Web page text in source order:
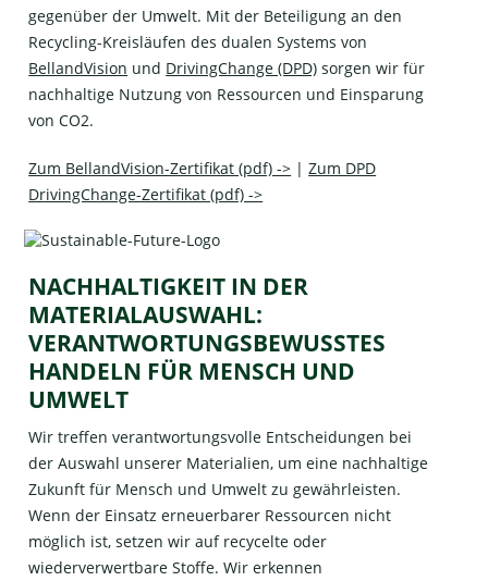
gegenüber der Umwelt. Mit der Beteiligung an den
Recycling-Kreisläufen des dualen Systems von
BellandVision und DrivingChange (DPD) sorgen wir für
nachhaltige Nutzung von Ressourcen und Einsparung
von CO2.
Zum BellandVision-Zertifikat (pdf) -> |Zum DPD
DrivingChange-Zertifikat (pdf) ->
NACHHALTIGKEIT IN DER
MATERIALAUSWAHL:
VERANTWORTUNGSBEWUSSTES
HANDELN FÜR MENSCH UND
UMWELT
Wir treffen verantwortungsvolle Entscheidungen bei
der Auswahl unserer Materialien, um eine nachhaltige
Zukunft für Mensch und Umwelt zu gewährleisten.
Wenn der Einsatz erneuerbarer Ressourcen nicht
möglich ist, setzen wir auf recycelte oder
wiederverwertbare Stoffe. Wir erkennen